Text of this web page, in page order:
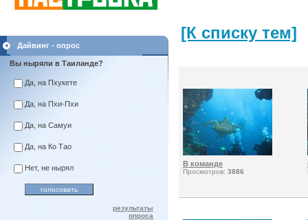
Дайвинг - опрос
Вы ныряли в Таиланде?
Да, на Пхукете
Да, на Пхи-Пхи
Да, на Самуи
Да, на Ко Тао
Нет, не нырял
результаты
опроса
[К списку тем]
В команде
Просмотров: 3886